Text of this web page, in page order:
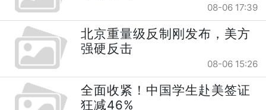
08-06 17:39
北京重量级反制刚发布，美方
强硬反击
08-06 15:26
全面收紧！中国学生赴美签证
狂减46%